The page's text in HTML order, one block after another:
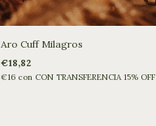
Aro Cuff Milagros
€18,82
€16 con CON TRANSFERENCIA 15% OFF